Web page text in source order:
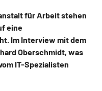
für Arbeit stehen
eine
Im Interview mit dem
Oberschmidt, was
IT-Spezialisten